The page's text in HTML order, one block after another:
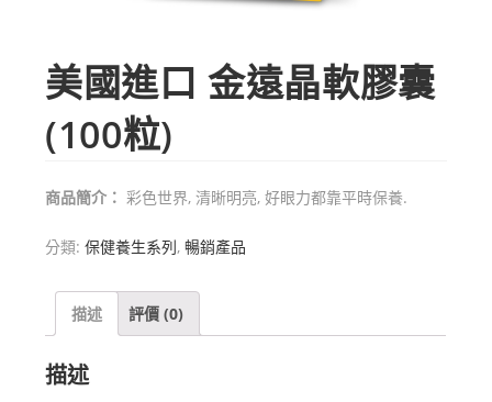
美國進口 金遠晶軟膠囊
(100粒)
商品簡介： 彩色世界, 清晰明亮, 好眼力都靠平時保養.
分類:保健養生系列,暢銷產品
描述 評價 (0)
描述